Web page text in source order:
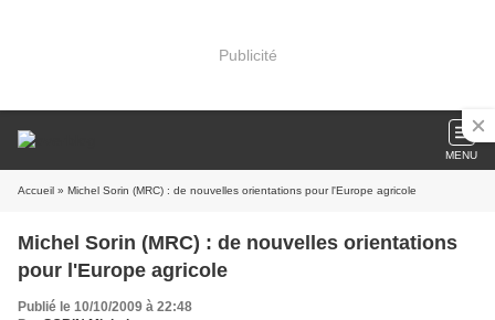
Publicité
MENU
Accueil » Michel Sorin (MRC) : de nouvelles orientations pour l'Europe agricole
Michel Sorin (MRC) : de nouvelles orientations
pour l'Europe agricole
Publié le 10/10/2009 à 22:48